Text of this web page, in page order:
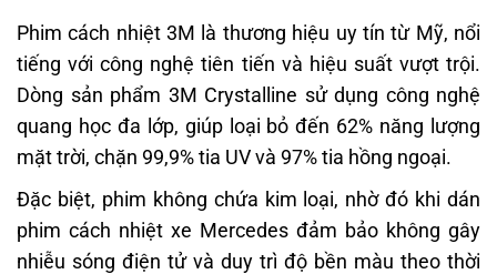
Phim cách nhiệt 3M là thương hiệu uy tín từ Mỹ, nổi
tiếng với công nghệ tiên tiến và hiệu suất vượt trội.
Dòng sản phẩm 3M Crystalline sử dụng công nghệ
quang học đa lớp, giúp loại bỏ đến 62% năng lượng
mặt trời, chặn 99,9% tia UV và 97% tia hồng ngoại.
Đặc biệt, phim không chứa kim loại, nhờ đó khi dán
phim cách nhiệt xe Mercedes đảm bảo không gây
nhiễu sóng điện tử và duy trì độ bền màu theo thời